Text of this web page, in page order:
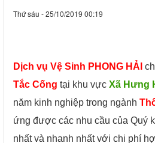
Thứ sáu - 25/10/2019 00:19
Dịch vụ Vệ Sinh PHONG HẢI
Tắc Cống tại khu vực Xã Hưng
năm kinh nghiệp trong ngành
ứng được các nhu cầu của Quý
nhất và nhanh nhất với chi phí